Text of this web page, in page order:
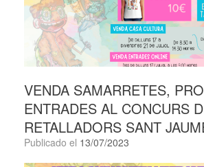
VENDA SAMARRETES,
ENTRADES AL CONCURS
RETALLADORS SANT
Publicado el 13/07/2023